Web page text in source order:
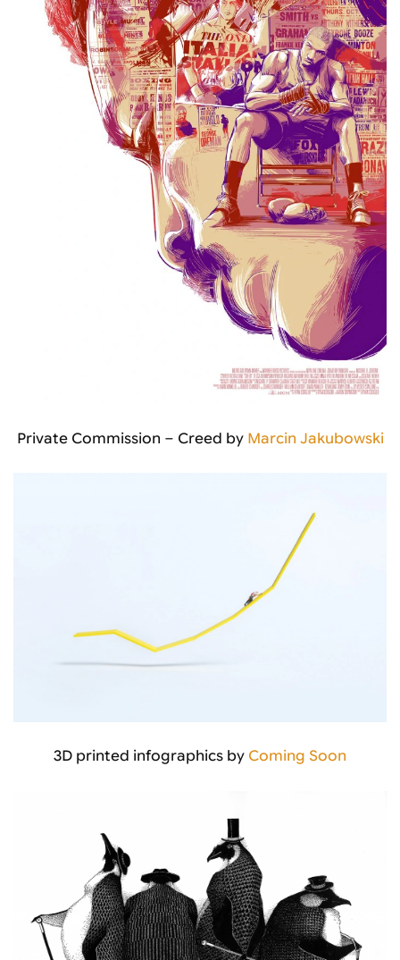
Private Commission – Creed by Marcin Jakubowski
3D printed infographics by Coming Soon